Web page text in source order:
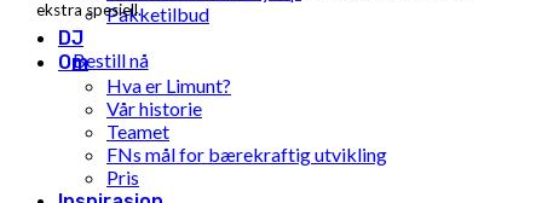
Pakketilbud
DJ
Om
Hva er Limunt?
Vår historie
Teamet
FNs mål for bærekraftig utvikling
Pris
ekstra spesiell.
Bestill nå